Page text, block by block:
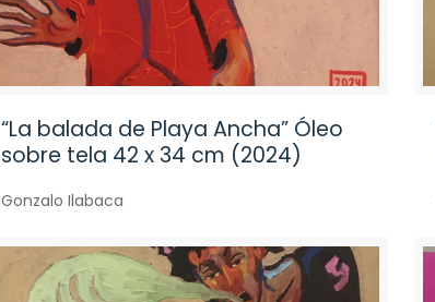
“La balada de Playa Ancha” Óleo
sobre tela 42 x 34 cm (2024)
Gonzalo Ilabaca